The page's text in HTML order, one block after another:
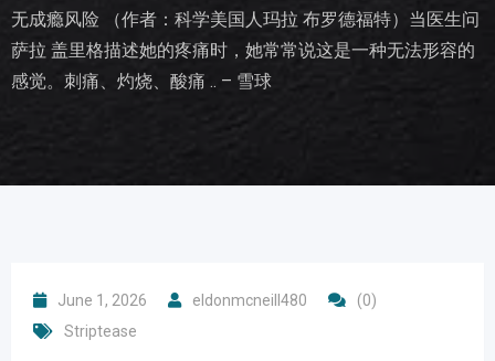
无成瘾风险 （作者：科学美国人玛拉 布罗德福特）当医生问
萨拉 盖里格描述她的疼痛时，她常常说这是一种无法形容的
感觉。刺痛、灼烧、酸痛 .. – 雪球
June 1, 2026 eldonmcneill480
(0)
Striptease